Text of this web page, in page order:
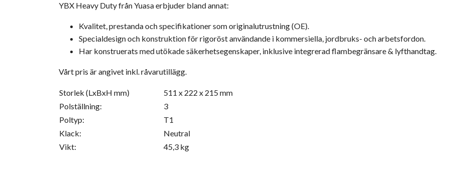
YBX Heavy Duty från Yuasa erbjuder bland annat:
Kvalitet, prestanda och specifikationer som originalutrustning (OE).
Specialdesign och konstruktion för rigoröst användande i kommersiella, jordbruks- och arbetsfordon.
Har konstruerats med utökade säkerhetsegenskaper, inklusive integrerad flambegränsare & lyfthandtag.
Vårt pris är angivet inkl. råvarutillägg.
Storlek (LxBxH mm)
511 x 222 x 215 mm
Polställning:
3
Poltyp:
T1
Klack:
Neutral
Vikt:
45,3 kg